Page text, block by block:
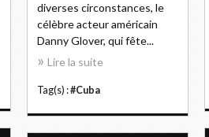
diverses circonstances, le
célèbre acteur américain
Danny Glover, qui fête...
Lire la suite
Tag(s) :#Cuba